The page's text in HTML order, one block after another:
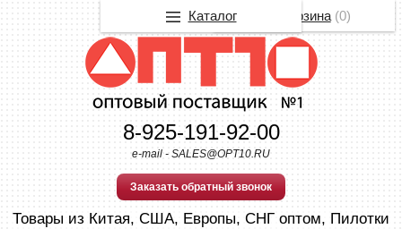
8-925-191-92-00
e-mail - SALES@OPT10.RU
Заказать обратный звонок
Товары из Китая, США, Европы, СНГ оптом, Пилотки
Корзина(0)
Каталог